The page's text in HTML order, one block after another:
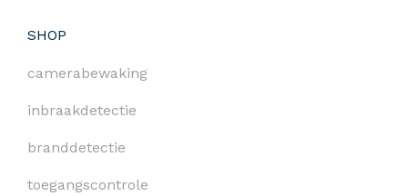
SHOP
camerabewaking
inbraakdetectie
branddetectie
toegangscontrole